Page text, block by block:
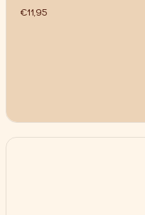
€11,95